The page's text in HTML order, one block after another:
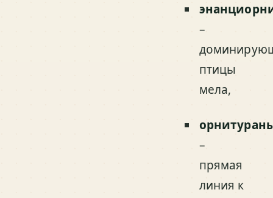
–
птицы
мела,
–
прямая
линия к